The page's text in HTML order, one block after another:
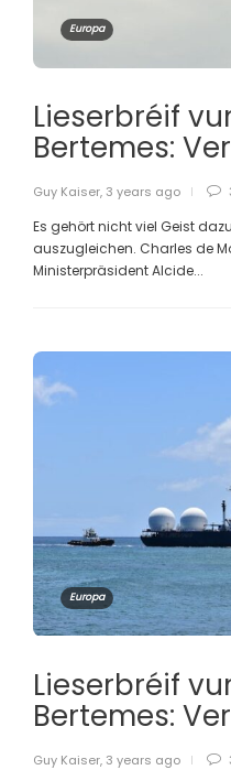
Europa
Lieserbréif
Bertemes:
Guy Kaiser, 3 years ago
Es gehört nicht viel Geist
auszugleichen. Charles de
Ministerpräsident Alcide...
Europa
Lieserbréif
Bertemes:
Guy Kaiser, 3 years ago